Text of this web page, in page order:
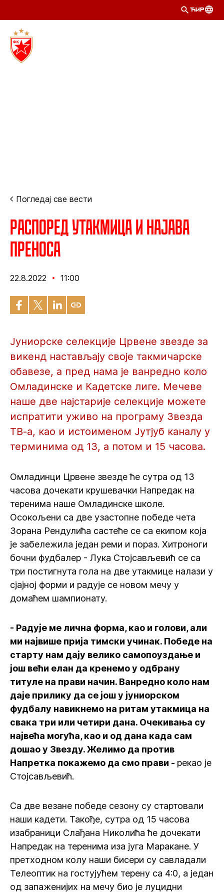
ЋИР
Погледај све вести
Распоред утакмица и најава
преноса
22.8.2022 11:00
Јуниорске селекције Црвене звезде за
викенд настављају своје такмичарске
обавезе, а пред нама је ванредно коло
Омладинске и Кадетске лиге. Мечеве
наше две најстарије селекције можете
испратити уживо на програму Звезда
ТВ-а, као и истоименом Јутјуб каналу у
терминима од 13, а потом и 15 часова.
Омладинци Црвене звезде ће сутра од 13
часова дочекати крушевачки Напредак на
теренима наше Омладинске школе.
Осокољени са две узастопне победе чета
Зорана Рендулића састеће се са екипом која
је забележила један реми и пораз. Хитроноги
бочни фудбалер - Лука Стојсављевић се са
три постигнута гола на две утакмице налази у
сјајној форми и радује се новом мечу у
домаћем шампионату.
- Радује ме лична форма, као и голови, али
ми највише прија тимски учинак. Победе на
старту нам дају велико самопоуздање и
још већи елан да кренемо у одбрану
титуле на прави начин. Ванредно коло нам
даје прилику да се још у јуниорском
фудбалу навикнемо на ритам утакмица на
свака три или четири дана. Очекивања су
највећа могућа, као и од дана када сам
дошао у Звезду. Желимо да против
Напретка покажемо да смо прави - рекао је
Стојсављевић.
Са две везане победе сезону су стартовали
наши кадети. Такође, сутра од 15 часова
изабраници Слађана Николића ће дочекати
Напредак на теренима иза југа Маракане. У
претходном колу наши бисери су савладали
Телеоптик на гостујућем терену са 4:0, а један
од запаженијих на мечу био је луцидни